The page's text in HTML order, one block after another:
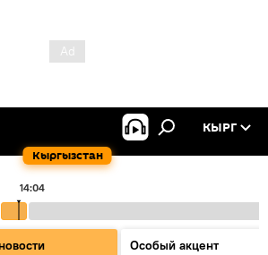
Кыргызстан
КЫРГ
14:04
Особый акцент